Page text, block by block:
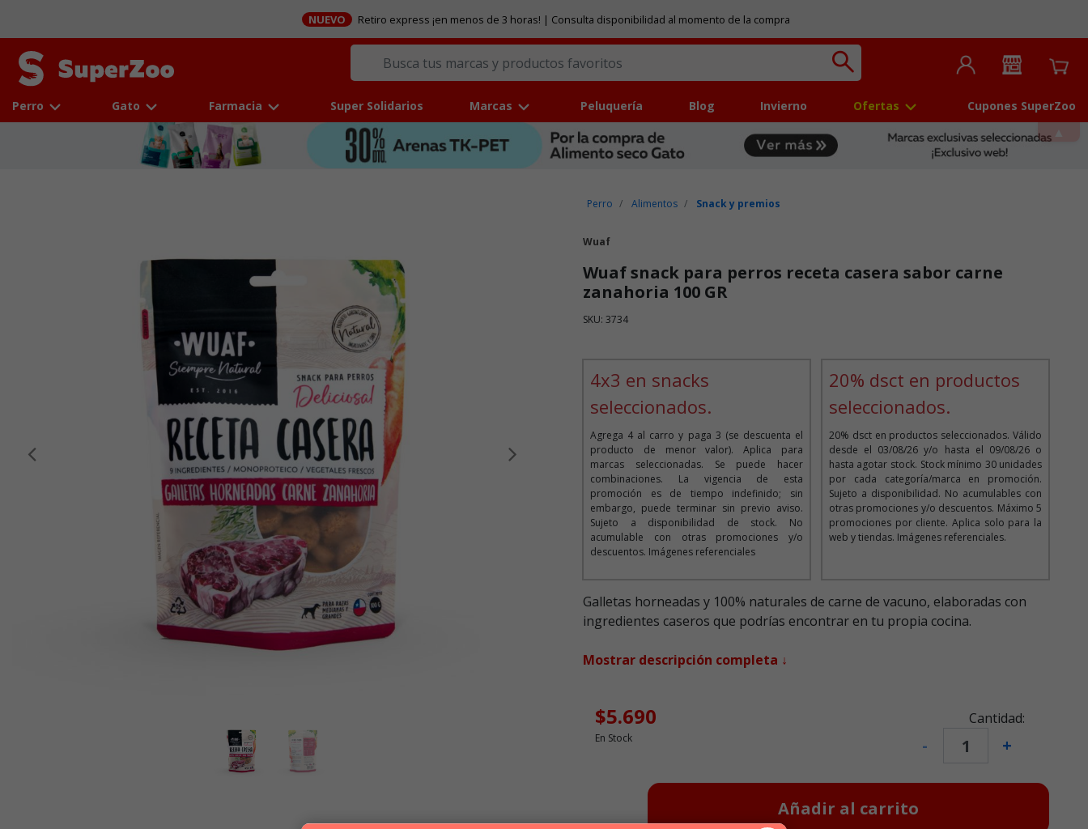
NUEVO Retiro express ¡en menos de 3 horas! | Consulta disponibilidad al momento de la compra
Perro Gato Farmacia Super Solidarios Marcas Peluquería Blog Invierno Ofertas Cupones SuperZoo
Anterior
Perro Alimentos Snack y premios
Wuaf
Wuaf snack para perros receta casera sabor carne
zanahoria 100 GR
SKU: 3734
4x3 en snacks
seleccionados.
Agrega 4 al carro y paga 3 (se descuenta el
producto de menor valor). Aplica para
marcas seleccionadas. Se puede hacer
combinaciones. La vigencia de esta
promoción es de tiempo indefinido; sin
embargo, puede terminar sin previo aviso.
Sujeto a disponibilidad de stock. No
acumulable con otras promociones y/o
descuentos. Imágenes referenciales
20% dsct en productos
seleccionados.
20% dsct en productos seleccionados. Válido
desde el 03/08/26 y/o hasta el 09/08/26 o
hasta agotar stock. Stock mínimo 30 unidades
por cada categoría/marca en promoción.
Sujeto a disponibilidad. No acumulables con
otras promociones y/o descuentos. Máximo 5
promociones por cliente. Aplica solo para la
web y tiendas. Imágenes referenciales.
Galletas horneadas y 100% naturales de carne de vacuno, elaboradas con
ingredientes caseros que podrías encontrar en tu propia cocina.
Mostrar descripción completa ↓
Cantidad:
- +
$5.690
En Stock
Añadir al carrito